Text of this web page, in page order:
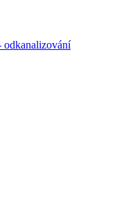
odkanalizování